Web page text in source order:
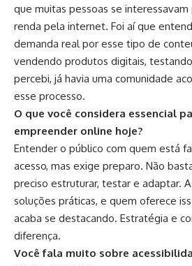
que muitas pessoas se
renda pela internet. Foi aí que
demanda real por esse tipo de
vendendo produtos digitais,
percebi, já havia uma comunidade
esse processo.
O que você considera essencial
empreender online hoje?
Entender o público com quem está
acesso, mas exige preparo. Não
preciso estruturar, testar e adaptar.
soluções práticas, e quem oferece
acaba se destacando. Estratégia e
diferença.
Você fala muito sobre